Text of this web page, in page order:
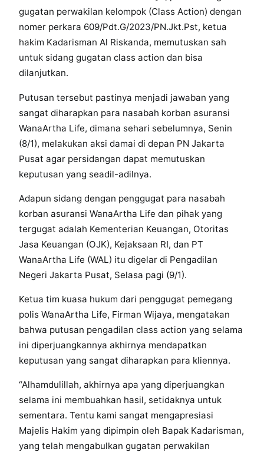
gugatan perwakilan kelompok (Class Action) dengan
nomer perkara 609/Pdt.G/2023/PN.Jkt.Pst, ketua
hakim Kadarisman Al Riskanda, memutuskan sah
untuk sidang gugatan class action dan bisa
dilanjutkan.
Putusan tersebut pastinya menjadi jawaban yang
sangat diharapkan para nasabah korban asuransi
WanaArtha Life, dimana sehari sebelumnya, Senin
(8/1), melakukan aksi damai di depan PN Jakarta
Pusat agar persidangan dapat memutuskan
keputusan yang seadil-adilnya.
Adapun sidang dengan penggugat para nasabah
korban asuransi WanaArtha Life dan pihak yang
tergugat adalah Kementerian Keuangan, Otoritas
Jasa Keuangan (OJK), Kejaksaan RI, dan PT
WanaArtha Life (WAL) itu digelar di Pengadilan
Negeri Jakarta Pusat, Selasa pagi (9/1).
Ketua tim kuasa hukum dari penggugat pemegang
polis WanaArtha Life, Firman Wijaya, mengatakan
bahwa putusan pengadilan class action yang selama
ini diperjuangkannya akhirnya mendapatkan
keputusan yang sangat diharapkan para kliennya.
“Alhamdulillah, akhirnya apa yang diperjuangkan
selama ini membuahkan hasil, setidaknya untuk
sementara. Tentu kami sangat mengapresiasi
Majelis Hakim yang dipimpin oleh Bapak Kadarisman,
yang telah mengabulkan gugatan perwakilan